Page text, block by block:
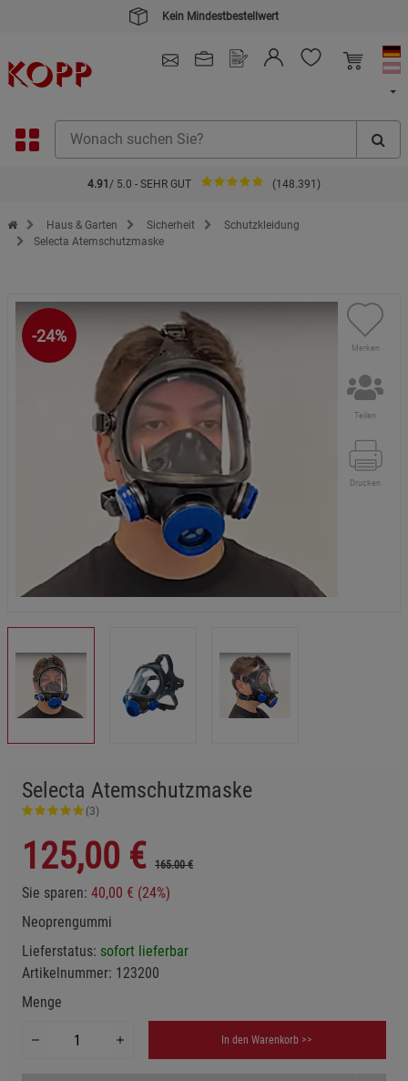
Kein Mindestbestellwert
4.91 / 5.0 - SEHR GUT (148.391)
Zur Startseite des Kopp Verlag Online-Shop
Haus & Garten Sicherheit
Schutzkleidung
Selecta Atemschutzmaske
-24%
Merken
Teilen
Drucken
Selecta Atemschutzmaske
(3)
125,00 € 165.00 €
Sie sparen: 40,00 € (24%)
Neoprengummi
Lieferstatus: sofort lieferbar
Artikelnummer: 123200
Menge
In den Warenkorb >>